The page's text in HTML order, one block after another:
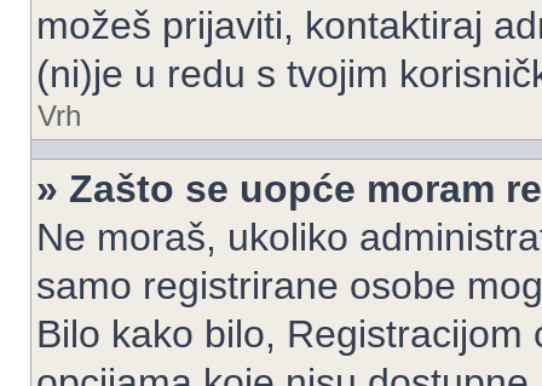
možeš prijaviti, kontaktiraj
(ni)je u redu s tvojim
Vrh
» Zašto se uopće moram
Ne moraš, ukoliko
samo registrirane osobe
Bilo kako bilo,